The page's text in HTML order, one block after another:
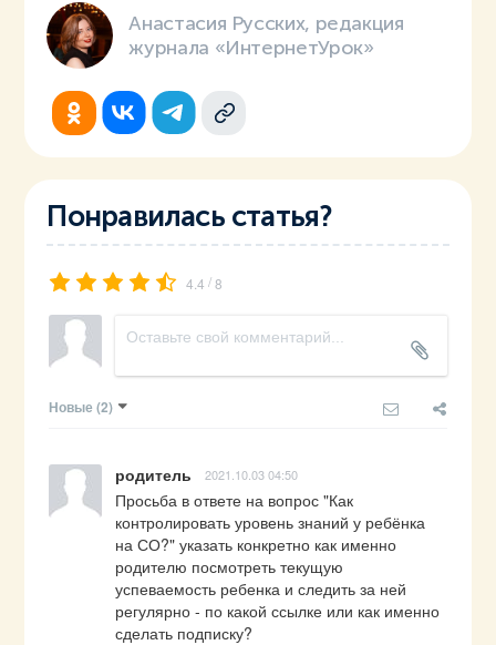
Анастасия Русских, редакция
журнала «ИнтернетУрок»
Понравилась статья?
4.4 / 8
Новые (2)
родитель 2021.10.03 04:50
Просьба в ответе на вопрос "Как
контролировать уровень знаний у ребёнка
на СО?" указать конкретно как именно
родителю посмотреть текущую
успеваемость ребенка и следить за ней
регулярно - по какой ссылке или как именно
сделать подписку?